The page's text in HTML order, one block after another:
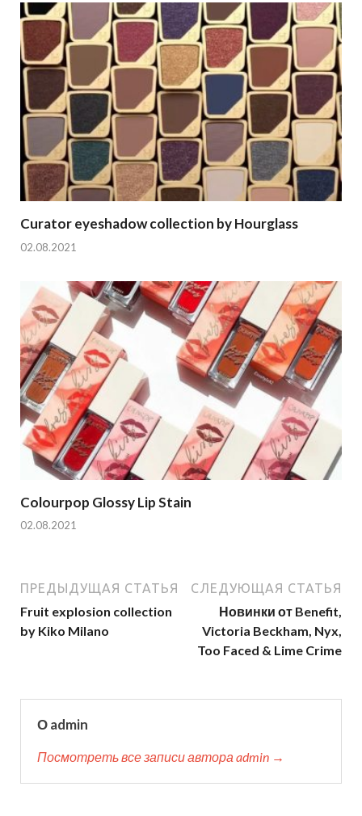
Curator eyeshadow collection by Hourglass
02.08.2021
Colourpop Glossy Lip Stain
02.08.2021
ПРЕДЫДУЩАЯ СТАТЬЯ
Fruit explosion collection
by Kiko Milano
СЛЕДУЮЩАЯ СТАТЬЯ
Новинки от Benefit,
Victoria Beckham, Nyx,
Too Faced & Lime Crime
О admin
Посмотреть все записи автора admin →